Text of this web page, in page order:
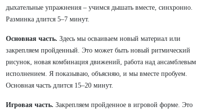
дыхательные упражнения – учимся дышать вместе, синхронно.
Разминка длится 5–7 минут.
Основная часть. Здесь мы осваиваем новый материал или
закрепляем пройденный. Это может быть новый ритмический
рисунок, новая комбинация движений, работа над ансамблевым
исполнением. Я показываю, объясняю, и мы вместе пробуем.
Основная часть длится 15–20 минут.
Игровая часть. Закрепляем пройденное в игровой форме. Это